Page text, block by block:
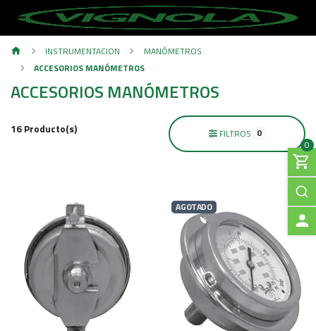
0
C
C
E
INSTRUMENTACION
MANÓMETROS
ACCESORIOS MANÓMETROS
ACCESORIOS MANÓMETROS
16 Producto(s) FILTROS 0
AGOTADO